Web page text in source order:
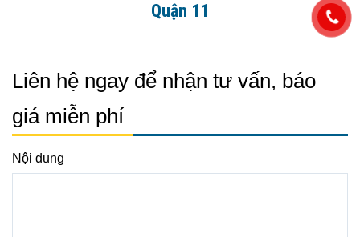
Quận 11
Liên hệ ngay để nhận tư vấn, báo
giá miễn phí
Nội dung